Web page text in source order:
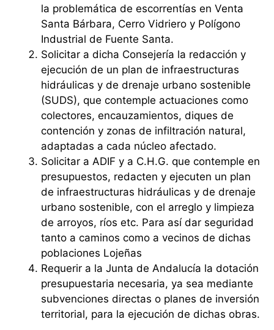
la problemática de escorrentías en Venta
Santa Bárbara, Cerro Vidriero y Polígono
Industrial de Fuente Santa.
Solicitar a dicha Consejería la redacción y
ejecución de un plan de infraestructuras
hidráulicas y de drenaje urbano sostenible
(SUDS), que contemple actuaciones como
colectores, encauzamientos, diques de
contención y zonas de infiltración natural,
adaptadas a cada núcleo afectado.
Solicitar a ADIF y a C.H.G. que contemple en
presupuestos, redacten y ejecuten un plan
de infraestructuras hidráulicas y de drenaje
urbano sostenible, con el arreglo y limpieza
de arroyos, ríos etc. Para así dar seguridad
tanto a caminos como a vecinos de dichas
poblaciones Lojeñas
Requerir a la Junta de Andalucía la dotación
presupuestaria necesaria, ya sea mediante
subvenciones directas o planes de inversión
territorial, para la ejecución de dichas obras.